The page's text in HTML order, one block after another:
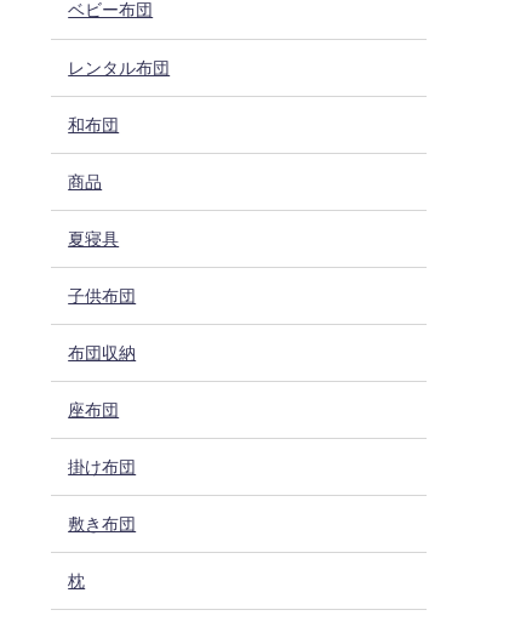
ベビー布団
レンタル布団
和布団
商品
夏寝具
子供布団
布団収納
座布団
掛け布団
敷き布団
枕